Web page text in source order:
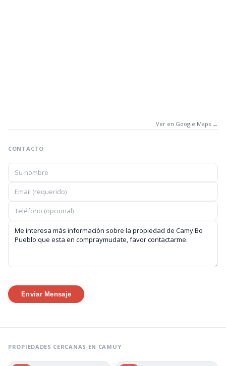
Ver en Google Maps →
CONTACTO
Enviar Mensaje
PROPIEDADES CERCANAS EN CAMUY